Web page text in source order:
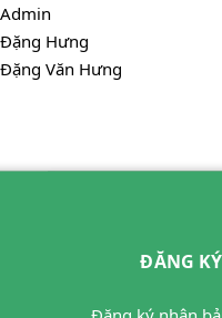
Admin
Đặng Hưng
Đặng Văn Hưng
ĐĂNG